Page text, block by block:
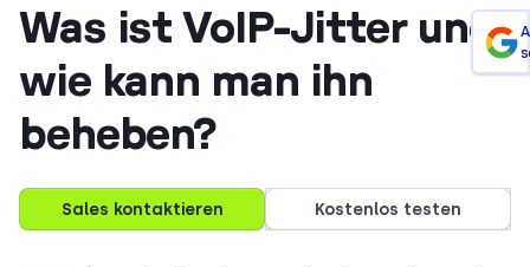
Was ist VoIP-Jitter und
wie kann man ihn
beheben?
Sales kontaktieren Kostenlos testen